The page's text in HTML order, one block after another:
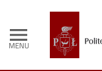
menu
MENU